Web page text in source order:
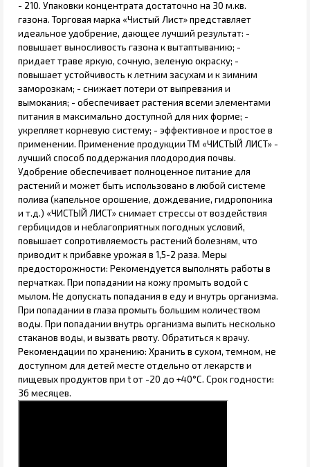
- 210. Упаковки концентрата достаточно на 30 м.кв.
газона. Торговая марка «Чистый Лист» представляет
идеальное удобрение, дающее лучший результат: -
повышает выносливость газона к вытаптыванию; -
придает траве яркую, сочную, зеленую окраску; -
повышает устойчивость к летним засухам и к зимним
заморозкам; - снижает потери от выпревания и
вымокания; - обеспечивает растения всеми элементами
питания в максимально доступной для них форме; -
укрепляет корневую систему; - эффективное и простое в
применении. Применение продукции ТМ «ЧИСТЫЙ ЛИСТ» -
лучший способ поддержания плодородия почвы.
Удобрение обеспечивает полноценное питание для
растений и может быть использовано в любой системе
полива (капельное орошение, дождевание, гидропоника
и т.д.) «ЧИСТЫЙ ЛИСТ» снимает стрессы от воздействия
гербицидов и неблагоприятных погодных условий,
повышает сопротивляемость растений болезням, что
приводит к прибавке урожая в 1,5-2 раза. Меры
предосторожности: Рекомендуется выполнять работы в
перчатках. При попадании на кожу промыть водой с
мылом. Не допускать попадания в еду и внутрь организма.
При попадании в глаза промыть большим количеством
воды. При попадании внутрь организма выпить несколько
стаканов воды, и вызвать рвоту. Обратиться к врачу.
Рекомендации по хранению: Хранить в сухом, темном, не
доступном для детей месте отдельно от лекарств и
пищевых продуктов при t от -20 до +40°С. Срок годности:
36 месяцев.